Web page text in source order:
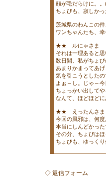
顔が毛だらけに。
ちょびも、寂しか
茨城県のわんこの
ワンちゃんたち、
★★ ルにゃさま
それは一理あると
数日間、私がちょ
あまりかまってあ
気を引こうとした
よぉ～し。じゃ～
ちょっかい出して
なんて、ほどほど
★★ えったんさま
今回の風邪は、何
本当にしんどかっ
その分、ちょびは
ちょびも、ゆっく
◇ 返信フォーム